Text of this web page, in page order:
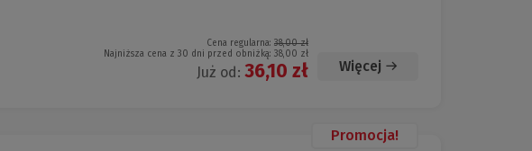
Cena regularna: 38,00 zł
Najniższa cena z 30 dni przed obniżką: 38,00 zł
Już od: 36,10 zł Więcej
Promocja!